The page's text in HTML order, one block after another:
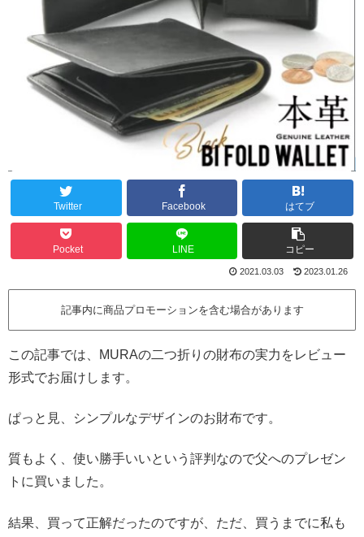
Twitter Facebook はてブ
Pocket LINE コピー
2021.03.03 2023.01.26
記事内に商品プロモーションを含む場合があります
この記事では、MURAの二つ折りの財布の実力をレビュー
形式でお届けします。
ぱっと見、シンプルなデザインのお財布です。
質もよく、使い勝手いいという評判なので父へのプレゼン
トに買いました。
結果、買って正解だったのですが、ただ、買うまでに私も